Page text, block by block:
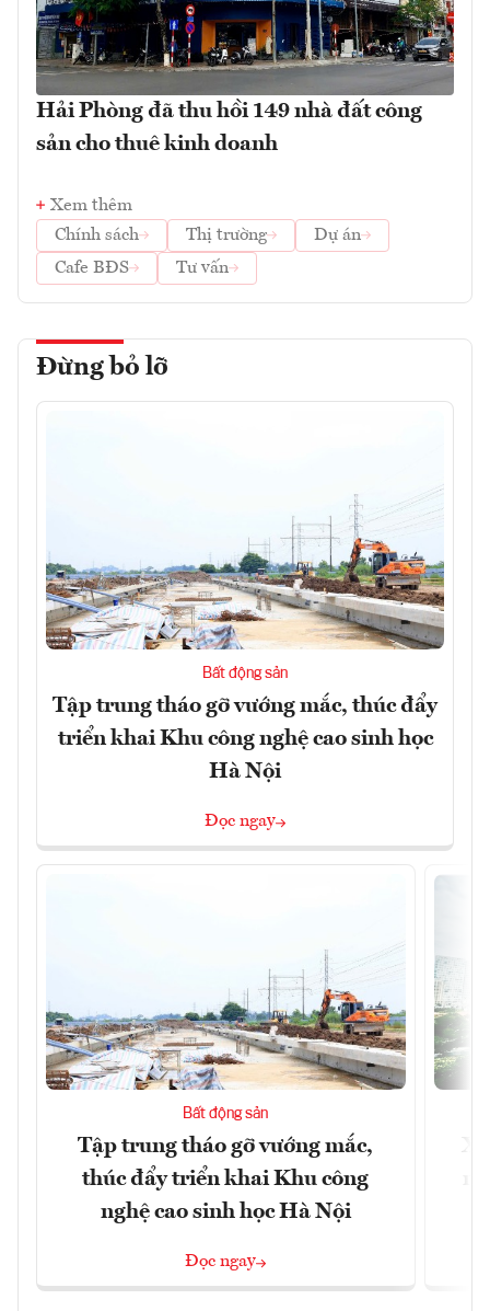
Hải Phòng đã thu hồi 149 nhà đất công
sản cho thuê kinh doanh
Xem thêm
Chính sách
Thị trường
Dự án
Cafe BĐS
Tư vấn
Đừng bỏ lỡ
Bất động sản
Tập trung tháo gỡ vướng mắc, thúc đẩy
triển khai Khu công nghệ cao sinh học
Hà Nội
Đọc ngay
Bất động sản
Tập trung tháo gỡ vướng mắc,
thúc đẩy triển khai Khu công
nghệ cao sinh học Hà Nội
Đọc ngay